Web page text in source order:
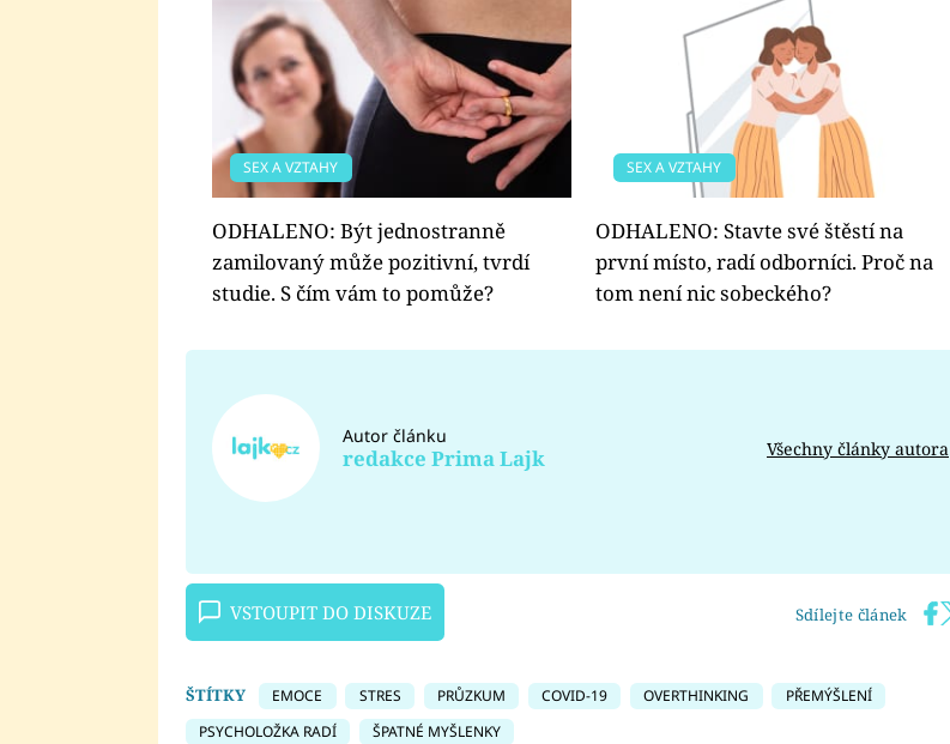
SEX A VZTAHY
ODHALENO: Být jednostranně
zamilovaný může pozitivní, tvrdí
studie. S čím vám to pomůže?
SEX A VZTAHY
ODHALENO: Stavte své štěstí na
první místo, radí odborníci. Proč na
tom není nic sobeckého?
Autor článku
redakce Prima Lajk Všechny články autora
VSTOUPIT DO DISKUZE Sdílejte článek
ŠTÍTKY EMOCE STRES PRŮZKUM COVID-19 OVERTHINKING
PŘEMÝŠLENÍ
PSYCHOLOŽKA RADÍ
ŠPATNÉ MYŠLENKY